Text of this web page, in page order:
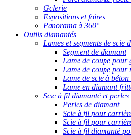
Galerie
Expositions et foires
Panorama à 360°
Outils diamantés
Lames et segments de scie
Segment de diamant
Lame de coupe pour
Lame de coupe pour
Lame de scie à
Lame en diamant
Scie à fil diamanté et perles
Perles de diamant
Scie à fil pour
Scie à fil pour
Scie à fil diamanté